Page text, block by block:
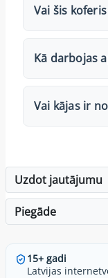
Vai šis
Kā darbojas
Vai kājas ir
Uzdot jautājumu
Piegāde
15+ gadi
Latvijas